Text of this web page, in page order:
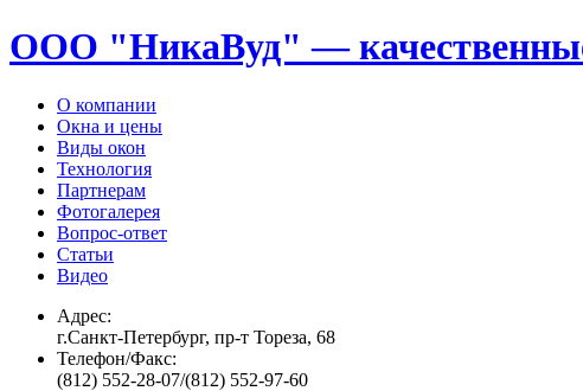
ООО "НикаВуд" —
О компании
Окна и цены
Виды окон
Технология
Партнерам
Фотогалерея
Вопрос-ответ
Статьи
Видео
Адрес:
г.Санкт-Петербург, пр-т Тореза, 68
Телефон/Факс:
(812) 552-28-07/(812) 552-97-60